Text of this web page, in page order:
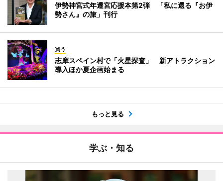
伊勢神宮式年遷宮応援本第2弾 「私に還る『お伊
勢さん』の旅」刊行
買う
志摩スペイン村で「火星探査」 新アトラクション
導入ほか夏企画始まる
もっと見る
学ぶ・知る